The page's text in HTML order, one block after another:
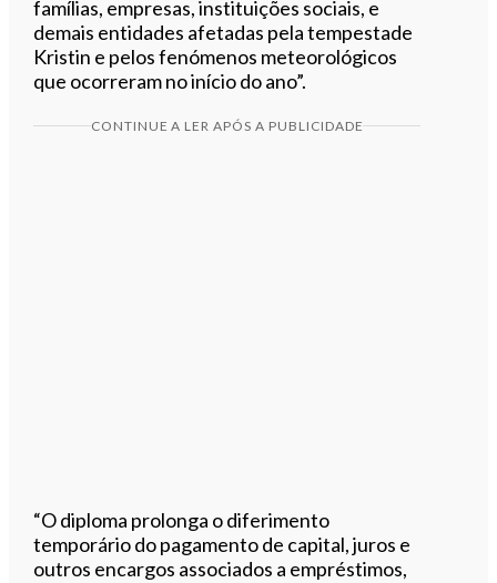
famílias, empresas, instituições sociais, e
demais entidades afetadas pela tempestade
Kristin e pelos fenómenos meteorológicos
que ocorreram no início do ano”.
CONTINUE A LER APÓS A PUBLICIDADE
“O diploma prolonga o diferimento
temporário do pagamento de capital, juros e
outros encargos associados a empréstimos,